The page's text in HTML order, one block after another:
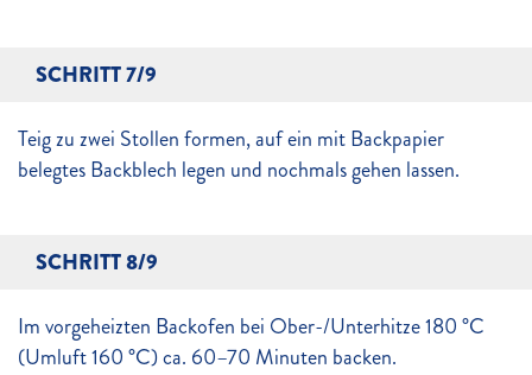
SCHRITT 7/9
Teig zu zwei Stollen formen, auf ein mit Backpapier
belegtes Backblech legen und nochmals gehen lassen.
SCHRITT 8/9
Im vorgeheizten Backofen bei Ober-/Unterhitze 180 °C
(Umluft 160 °C) ca. 60–70 Minuten backen.